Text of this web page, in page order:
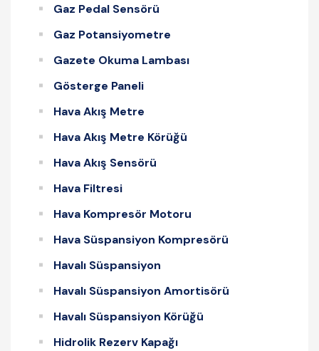
Gaz Pedal Sensörü
Gaz Potansiyometre
Gazete Okuma Lambası
Gösterge Paneli
Hava Akış Metre
Hava Akış Metre Körüğü
Hava Akış Sensörü
Hava Filtresi
Hava Kompresör Motoru
Hava Süspansiyon Kompresörü
Havalı Süspansiyon
Havalı Süspansiyon Amortisörü
Havalı Süspansiyon Körüğü
Hidrolik Rezerv Kapağı